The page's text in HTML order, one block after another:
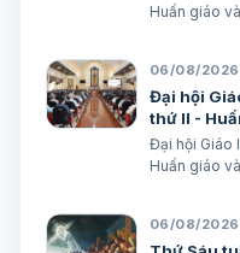
Huấn giáo
06/08/2026
Đại hội
thứ II -
Đại hội Giáo
Huấn giáo
06/08/2026